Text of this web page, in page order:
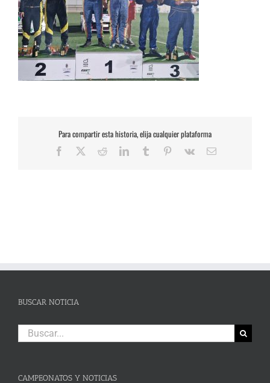
Para compartir esta historia, elija cualquier plataforma
Facebook RedditLinkedInTumblr Pinterest
Vk
Correo
BUSCAR NOTICIA
Buscar:
CAMPEONATOS Y NOTICIAS